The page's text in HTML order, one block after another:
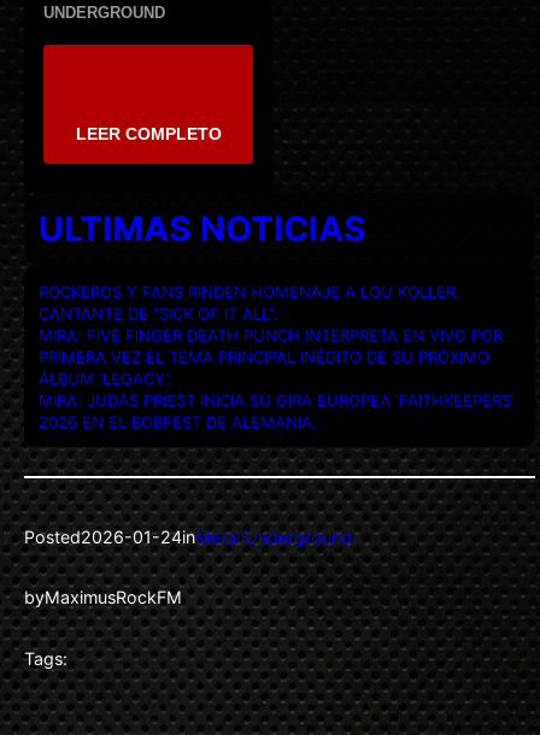
UNDERGROUND
LEER COMPLETO
ULTIMAS NOTICIAS
ROCKEROS Y FANS RINDEN HOMENAJE A LOU KOLLER,
CANTANTE DE “SICK OF IT ALL”.
MIRA: FIVE FINGER DEATH PUNCH INTERPRETA EN VIVO POR
PRIMERA VEZ EL TEMA PRINCIPAL INÉDITO DE SU PRÓXIMO
ÁLBUM ‘LEGACY’.
MIRA: JUDAS PRIEST INICIA SU GIRA EUROPEA ‘FAITHKEEPERS’
2026 EN EL BOBFEST DE ALEMANIA.
Posted2026-01-24inMetal Underground
byMaximusRockFM
Tags: